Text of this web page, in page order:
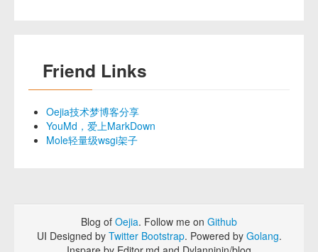
Friend Links
Oejia技术梦博客分享
YouMd，爱上MarkDown
Mole轻量级wsgi架子
Blog of Oejia. Follow me on Github
UI Designed by Twitter Bootstrap. Powered by Golang.